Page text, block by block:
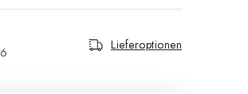
Lieferoptionen